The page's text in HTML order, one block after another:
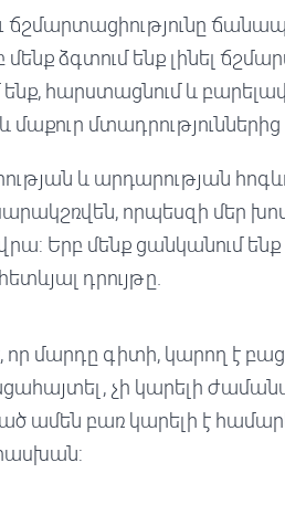
ճշմարտացիությունը
ձգտում ենք լինել
ենք, հարստացնում և
մաքուր մտադրություններից
և արդարության
որպեսզի մեր
Երբ մենք ցանկանում
դրույթը.
որ մարդը գիտի, կարող է
չի կարելի
բառ կարելի է